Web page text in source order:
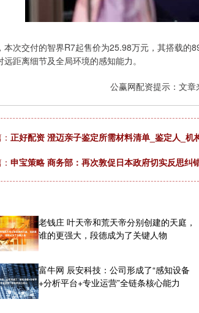
本次交付的智界R7起售价为25.98万元，其搭载的
远距离细节及全局环境的感知能力。
公赢网配资提示：文章
正好配资 澄迈亲子鉴定所需材料清单_鉴定人_机
申宝策略 商务部：再次敦促日本政府切实反思纠
老钱庄 叶天帝和荒天帝分别创建的天庭，
谁的更强大，段德成为了关键人物
富牛网 辰安科技：公司形成了“感知设备
+分析平台+专业运营”全链条核心能力